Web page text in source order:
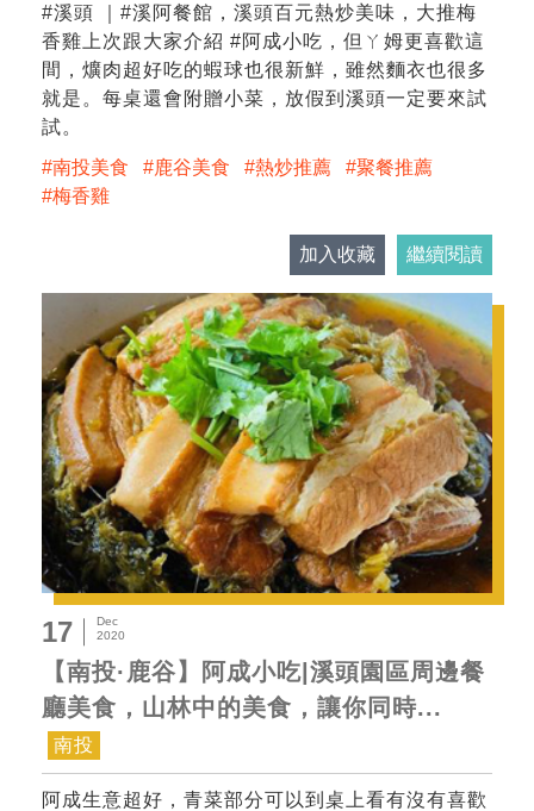
#溪頭 ｜#溪阿餐館，溪頭百元熱炒美味，大推梅
香雞上次跟大家介紹 #阿成小吃，但ㄚ姆更喜歡這
間，爌肉超好吃的蝦球也很新鮮，雖然麵衣也很多
就是。每桌還會附贈小菜，放假到溪頭一定要來試
試。
南投美食
鹿谷美食 熱炒推薦
聚餐推薦
梅香雞
加入收藏 繼續閱讀
17
Dec
2020
【南投·鹿谷】阿成小吃|溪頭園區周邊餐
廳美食，山林中的美食，讓你同時...
南投
阿成生意超好，青菜部分可以到桌上看有沒有喜歡